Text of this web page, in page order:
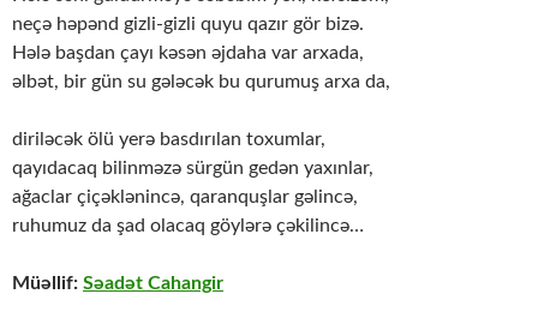
neçə həpənd gizli-gizli quyu qazır gör bizə.
Hələ başdan çayı kəsən əjdaha var arxada,
əlbət, bir gün su gələcək bu qurumuş arxa da,
diriləcək ölü yerə basdırılan toxumlar,
qayıdacaq bilinməzə sürgün gedən yaxınlar,
ağaclar çiçəklənincə, qaranquşlar gəlincə,
ruhumuz da şad olacaq göylərə çəkilincə…
Müəllif: Səadət Cahangir